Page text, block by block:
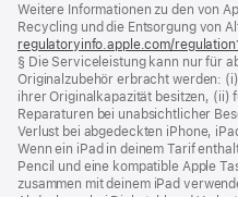
Weitere Informationen zu den von
Recycling und die Entsorgung von
regulatoryinfo.apple.com/
§ Die Serviceleistung kann nur für
Originalzubehör erbracht werden:
ihrer Originalkapazität besitzen, (ii)
Reparaturen bei unabsichtlicher
Verlust bei abgedeckten iPhone,
Wenn ein iPad in deinem Tarif
Pencil und eine kompatible Apple
zusammen mit deinem iPad